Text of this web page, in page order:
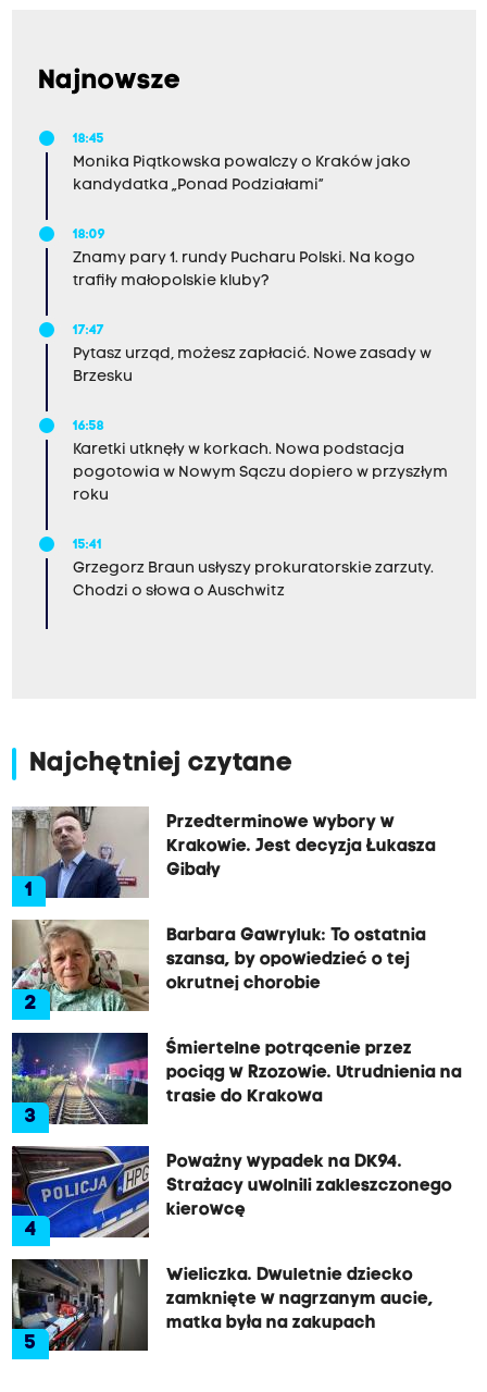
Najnowsze
18:45
Monika Piątkowska powalczy o Kraków jako
kandydatka „Ponad Podziałami”
18:09
Znamy pary 1. rundy Pucharu Polski. Na kogo
trafiły małopolskie kluby?
17:47
Pytasz urząd, możesz zapłacić. Nowe zasady w
Brzesku
16:58
Karetki utknęły w korkach. Nowa podstacja
pogotowia w Nowym Sączu dopiero w przyszłym
roku
15:41
Grzegorz Braun usłyszy prokuratorskie zarzuty.
Chodzi o słowa o Auschwitz
Najchętniej czytane
1
Przedterminowe wybory w
Krakowie. Jest decyzja Łukasza
Gibały
2
Barbara Gawryluk: To ostatnia
szansa, by opowiedzieć o tej
okrutnej chorobie
3
Śmiertelne potrącenie przez
pociąg w Rzozowie. Utrudnienia na
trasie do Krakowa
4
Poważny wypadek na DK94.
Strażacy uwolnili zakleszczonego
kierowcę
5
Wieliczka. Dwuletnie dziecko
zamknięte w nagrzanym aucie,
matka była na zakupach